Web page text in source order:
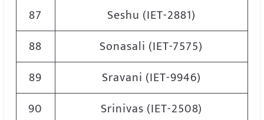
87
Seshu (IET-2881)
88
Sonasali (IET-7575)
89
Sravani (IET-9946)
90
Srinivas (IET-2508)